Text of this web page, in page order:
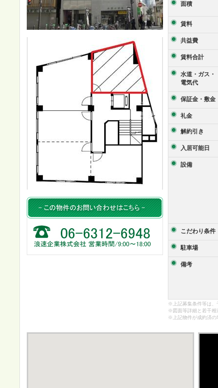
面積
賃料
共益費
賃料合計
水道・ガス・
電気代
保証金・敷金
礼金
解約引き
入居可能日
設備
こだわり条件
駐車場
備考
※上記募集条件等は、
※図面等詳細と若干相
※上記物件が成約済の